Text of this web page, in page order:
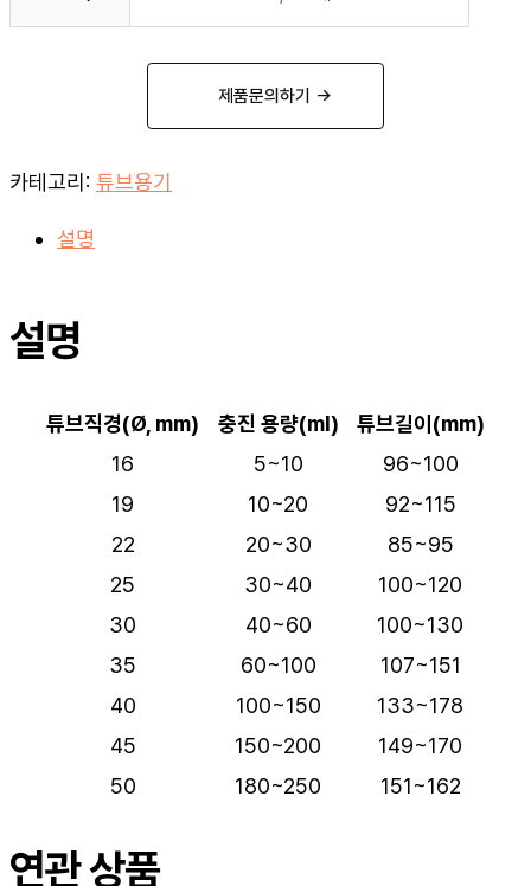
제품문의하기 →
카테고리: 튜브용기
설명
설명
튜브직경(Ø, mm) 충진 용량(ml)
튜브길이(mm)
16
5~10
96~100
19
10~20
92~115
22
20~30
85~95
25
30~40
100~120
30
40~60
100~130
35
60~100
107~151
40
100~150
133~178
45
150~200
149~170
50
180~250 151~162
연관 상품